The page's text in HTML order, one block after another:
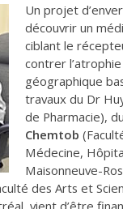
Un projet
découvrir un
ciblant le
contrer l’atrophie
géographique
travaux du Dr
de Pharmacie), du
Chemtob
Médecine,
Maisonneuve-
des Arts et
vient d’être